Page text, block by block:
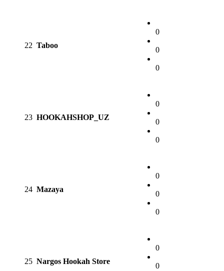
22 Taboo
0
0
0
23 HOOKAHSHOP_UZ
0
0
0
24 Mazaya
0
0
0
25 Nargos Hookah Store
0
0